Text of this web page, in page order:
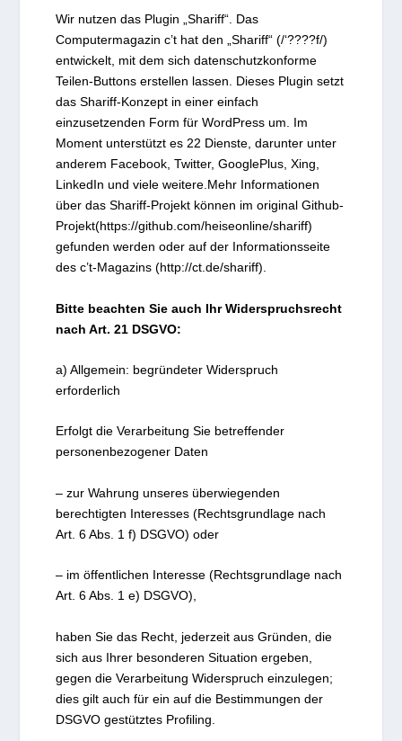
Wir nutzen das Plugin „Shariff“. Das
Computermagazin c’t hat den „Shariff“ (/‘????f/)
entwickelt, mit dem sich datenschutzkonforme
Teilen-Buttons erstellen lassen. Dieses Plugin setzt
das Shariff-Konzept in einer einfach
einzusetzenden Form für WordPress um. Im
Moment unterstützt es 22 Dienste, darunter unter
anderem Facebook, Twitter, GooglePlus, Xing,
LinkedIn und viele weitere.Mehr Informationen
über das Shariff-Projekt können im original Github-
Projekt(https://github.com/heiseonline/shariff)
gefunden werden oder auf der Informationsseite
des c’t-Magazins (http://ct.de/shariff).
Bitte beachten Sie auch Ihr Widerspruchsrecht
nach Art. 21 DSGVO:
a) Allgemein: begründeter Widerspruch
erforderlich
Erfolgt die Verarbeitung Sie betreffender
personenbezogener Daten
– zur Wahrung unseres überwiegenden
berechtigten Interesses (Rechtsgrundlage nach
Art. 6 Abs. 1 f) DSGVO) oder
– im öffentlichen Interesse (Rechtsgrundlage nach
Art. 6 Abs. 1 e) DSGVO),
haben Sie das Recht, jederzeit aus Gründen, die
sich aus Ihrer besonderen Situation ergeben,
gegen die Verarbeitung Widerspruch einzulegen;
dies gilt auch für ein auf die Bestimmungen der
DSGVO gestütztes Profiling.